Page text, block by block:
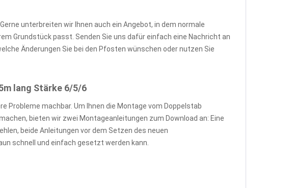
unterbreiten wir Ihnen auch ein Angebot, in dem normale
Grundstück passt. Senden Sie uns dafür einfach eine Nachricht an
Änderungen Sie bei den Pfosten wünschen oder nutzen Sie
lang Stärke 6/5/6
Probleme machbar. Um Ihnen die Montage vom Doppelstab
bieten wir zwei Montageanleitungen zum Download an: Eine
beide Anleitungen vor dem Setzen des neuen
schnell und einfach gesetzt werden kann.